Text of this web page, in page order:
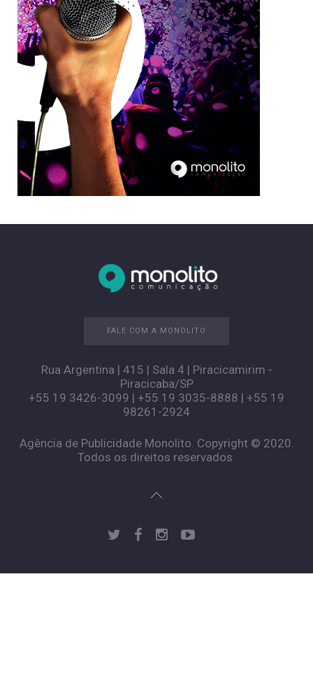
FALE COM A MONOLITO
Rua Argentina | 415 | Sala 4 | Piracicamirim -
Piracicaba/SP
+55 19 3426-3099 | +55 19 3035-8888 | +55 19
98261-2924
Agência de Publicidade Monolito. Copyright © 2020.
Todos os direitos reservados.